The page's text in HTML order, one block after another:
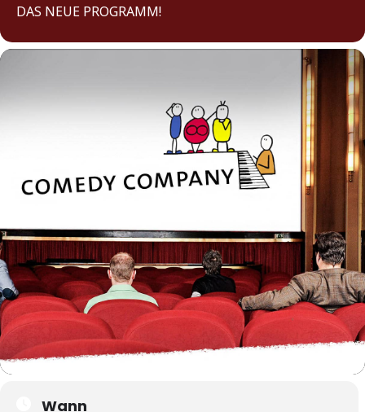
DAS NEUE PROGRAMM!
Wann